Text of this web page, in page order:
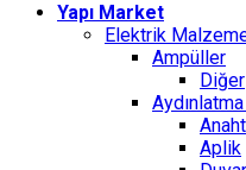
Yapı Market
Elektrik
Ampüller
Diğer
Aplik